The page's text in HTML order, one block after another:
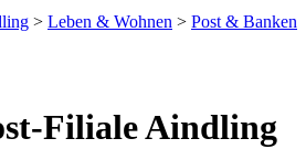
> Leben & Wohnen > Post & Banken
Filiale Aindling